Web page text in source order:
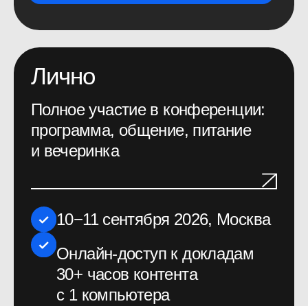
Забронировать
5 сотрудников
150 000 руб.